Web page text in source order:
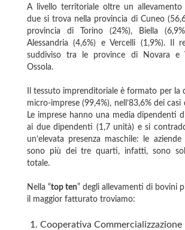
A livello territoriale oltre un allevamento
due si trova nella provincia di Cuneo
provincia di Torino (24%), Biella
Alessandria (4,6%) e Vercelli (1,9%). Il
suddiviso tra le province di Novara e
Ossola.
Il tessuto imprenditoriale è formato per la
micro-imprese (99,4%), nell’83,6% dei
Le imprese hanno una media dipendenti
ai due dipendenti (1,7 unità) e si
un’elevata presenza maschile: le
sono più dei tre quarti, infatti, sono
totale.
Nella “top ten” degli allevamenti di bovini
il maggior fatturato troviamo:
Cooperativa Commercializzazione